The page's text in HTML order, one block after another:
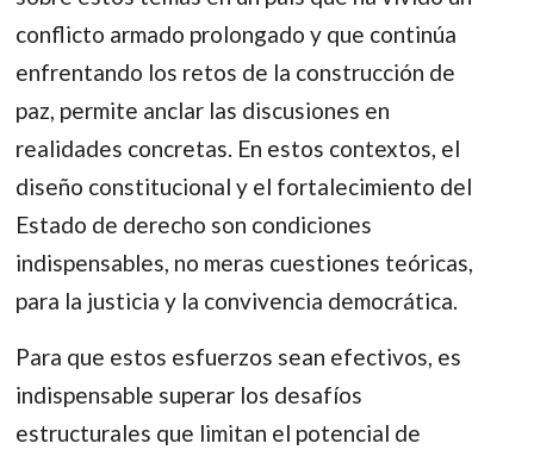
conflicto armado prolongado y que continúa
enfrentando los retos de la construcción de
paz, permite anclar las discusiones en
realidades concretas. En estos contextos, el
diseño constitucional y el fortalecimiento del
Estado de derecho son condiciones
indispensables, no meras cuestiones teóricas,
para la justicia y la convivencia democrática.
Para que estos esfuerzos sean efectivos, es
indispensable superar los desafíos
estructurales que limitan el potencial de